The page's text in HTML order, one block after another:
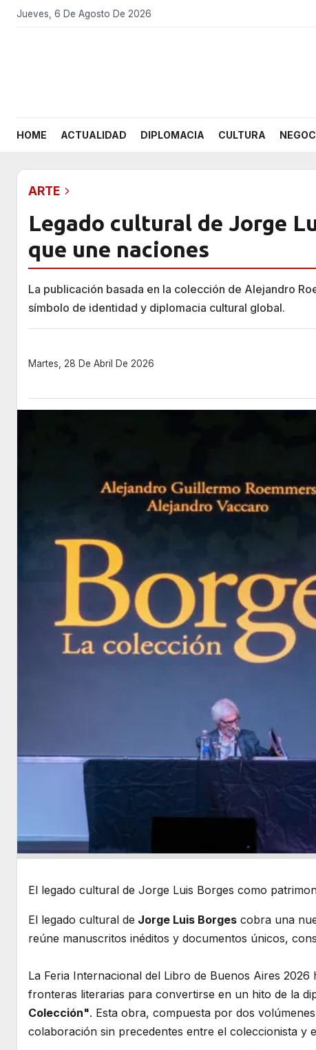
Jueves, 6 De Agosto De 2026
HOME ACTUALIDAD DIPLOMACIA CULTURA
ARTE
Legado cultural de Jorge
que une naciones
La publicación basada en la colección de Alejandro
símbolo de identidad y diplomacia cultural global.
Martes, 28 De Abril De 2026
El legado cultural de Jorge Luis Borges como
El legado cultural de Jorge Luis Borges cobra una
reúne manuscritos inéditos y documentos únicos,
La Feria Internacional del Libro de Buenos Aires
fronteras literarias para convertirse en un hito de la
Colección". Esta obra, compuesta por dos
colaboración sin precedentes entre el coleccionista y